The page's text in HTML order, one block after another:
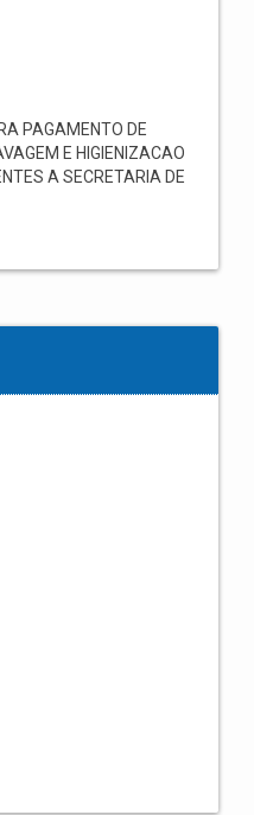
PAGAMENTO DE
E HIGIENIZACAO
A SECRETARIA DE